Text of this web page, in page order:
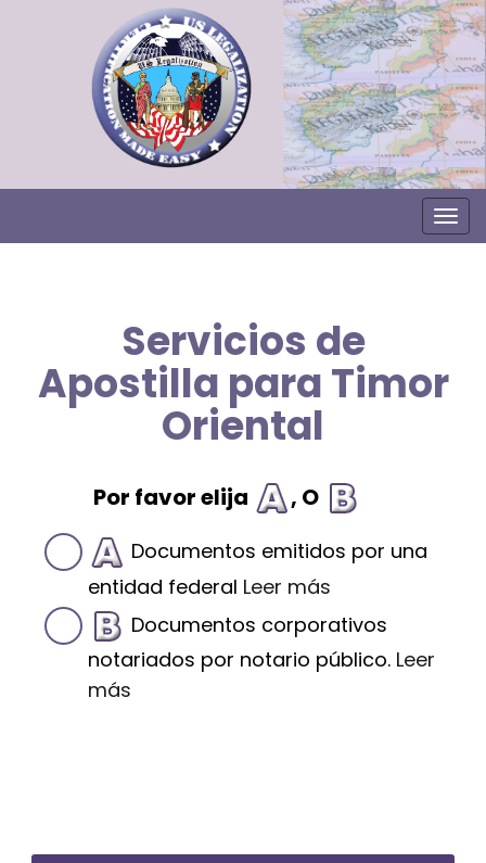
Servicios de
Apostilla para Timor
Oriental
Por favor elija , O
Documentos emitidos por una
entidad federal Leer más
Documentos corporativos
notariados por notario público. Leer
más